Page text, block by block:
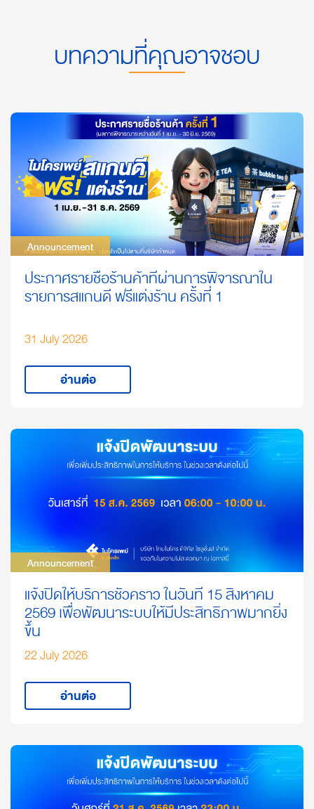
บทความที่คุณอาจชอบ
Announcement
Announcement
ประกาศรายชื่อร้านค้าที่ผ่านการพิจารณาใน
รายการสแกนดี ฟรีแต่งร้าน ครั้งที่ 1
31 July 2026
อ่านต่อ
Announcement
Announcement
แจ้งปิดให้บริการชั่วคราว ในวันที่ 15 สิงหาคม
2569 เพื่อพัฒนาระบบให้มีประสิทธิภาพมากยิ่ง
ขึ้น
22 July 2026
อ่านต่อ